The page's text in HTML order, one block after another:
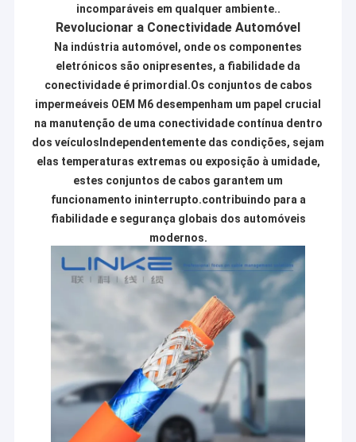
incomparáveis em qualquer ambiente..
Revolucionar a Conectividade Automóvel
Na indústria automóvel, onde os componentes
eletrónicos são onipresentes, a fiabilidade da
conectividade é primordial.Os conjuntos de cabos
impermeáveis OEM M6 desempenham um papel crucial
na manutenção de uma conectividade contínua dentro
dos veículosIndependentemente das condições, sejam
elas temperaturas extremas ou exposição à umidade,
estes conjuntos de cabos garantem um
funcionamento ininterrupto.contribuindo para a
fiabilidade e segurança globais dos automóveis
modernos.